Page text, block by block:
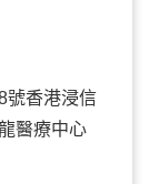
號香港浸信
醫療中心